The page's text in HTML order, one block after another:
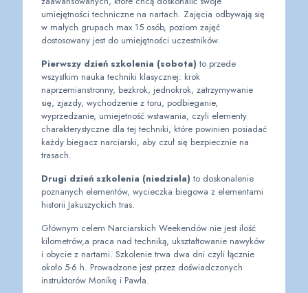
umiejętności techniczne na nartach. Zajęcia odbywają się
w małych grupach max 15 osób, poziom zajęć
dostosowany jest do umiejętności uczestników.
Pierwszy dzień szkolenia (sobota) to przede
wszystkim nauka techniki klasycznej: krok
naprzemianstronny, bezkrok, jednokrok, zatrzymywanie
się, zjazdy, wychodzenie z toru, podbieganie,
wyprzedzanie, umiejetność wstawania, czyli elementy
charakterystyczne dla tej techniki, które powinien posiadać
każdy biegacz narciarski, aby czuł się bezpiecznie na
trasach.
Drugi dzień szkolenia (niedziela) to doskonalenie
poznanych elementów, wycieczka biegowa z elementami
historii Jakuszyckich tras.
Głównym celem Narciarskich Weekendów nie jest ilość
kilometrów,a praca nad techniką, ukształtowanie nawyków
i obycie z nartami. Szkolenie trwa dwa dni czyli łącznie
około 5-6 h. Prowadzone jest przez doświadczonych
instruktorów Monikę i Pawła.